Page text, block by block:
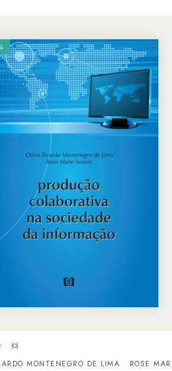
(0)
MONTENEGRO DE LIMA ROSE